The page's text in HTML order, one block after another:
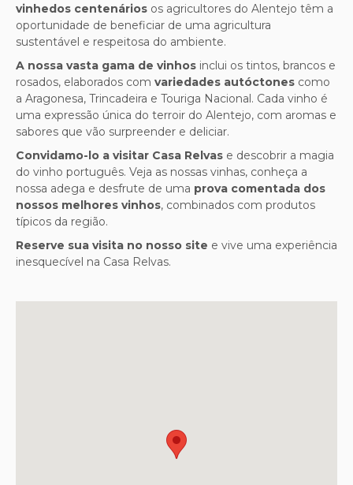
vinhedos centenários os agricultores do Alentejo têm a
oportunidade de beneficiar de uma agricultura
sustentável e respeitosa do ambiente.
A nossa vasta gama de vinhos inclui os tintos, brancos e
rosados, elaborados com variedades autóctones como
a Aragonesa, Trincadeira e Touriga Nacional. Cada vinho é
uma expressão única do terroir do Alentejo, com aromas e
sabores que vão surpreender e deliciar.
Convidamo-lo a visitar Casa Relvas e descobrir a magia
do vinho português. Veja as nossas vinhas, conheça a
nossa adega e desfrute de uma prova comentada dos
nossos melhores vinhos, combinados com produtos
típicos da região.
Reserve sua visita no nosso site e vive uma experiência
inesquecível na Casa Relvas.